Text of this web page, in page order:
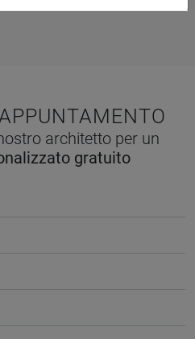
architetto per un
gratuito